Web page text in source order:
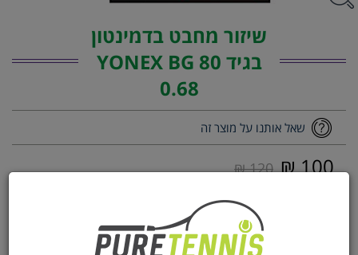
שיזור מחבט בדמינטון
בגיד YONEX BG 80
0.68
שאל אותנו על מוצר זה
100 ₪
120 ₪
הוסף לסל הזמן עכשיו
מוצרים נוספים